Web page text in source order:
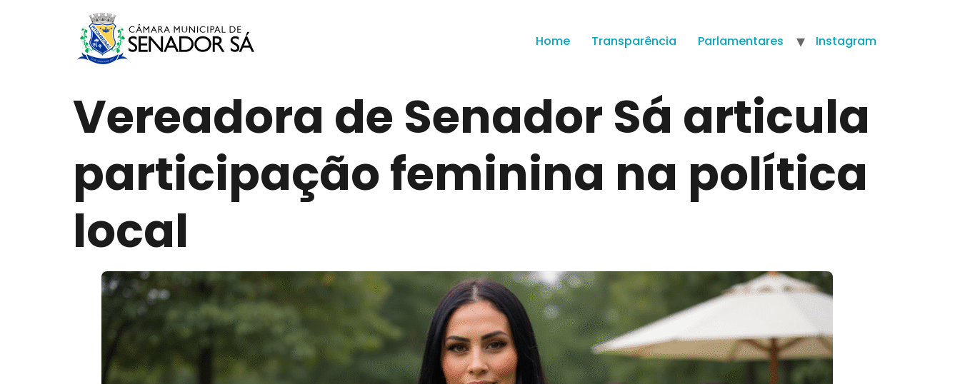
Home Transparência Parlamentares Instagram
Vereadora de Senador Sá articula
participação feminina na política
local